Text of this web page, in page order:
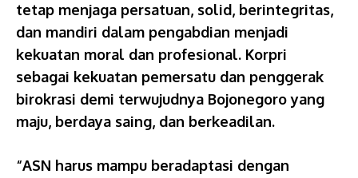
tetap menjaga persatuan, solid, berintegritas,
dan mandiri dalam pengabdian menjadi
kekuatan moral dan profesional. Korpri
sebagai kekuatan pemersatu dan penggerak
birokrasi demi terwujudnya Bojonegoro yang
maju, berdaya saing, dan berkeadilan.
“ASN harus mampu beradaptasi dengan